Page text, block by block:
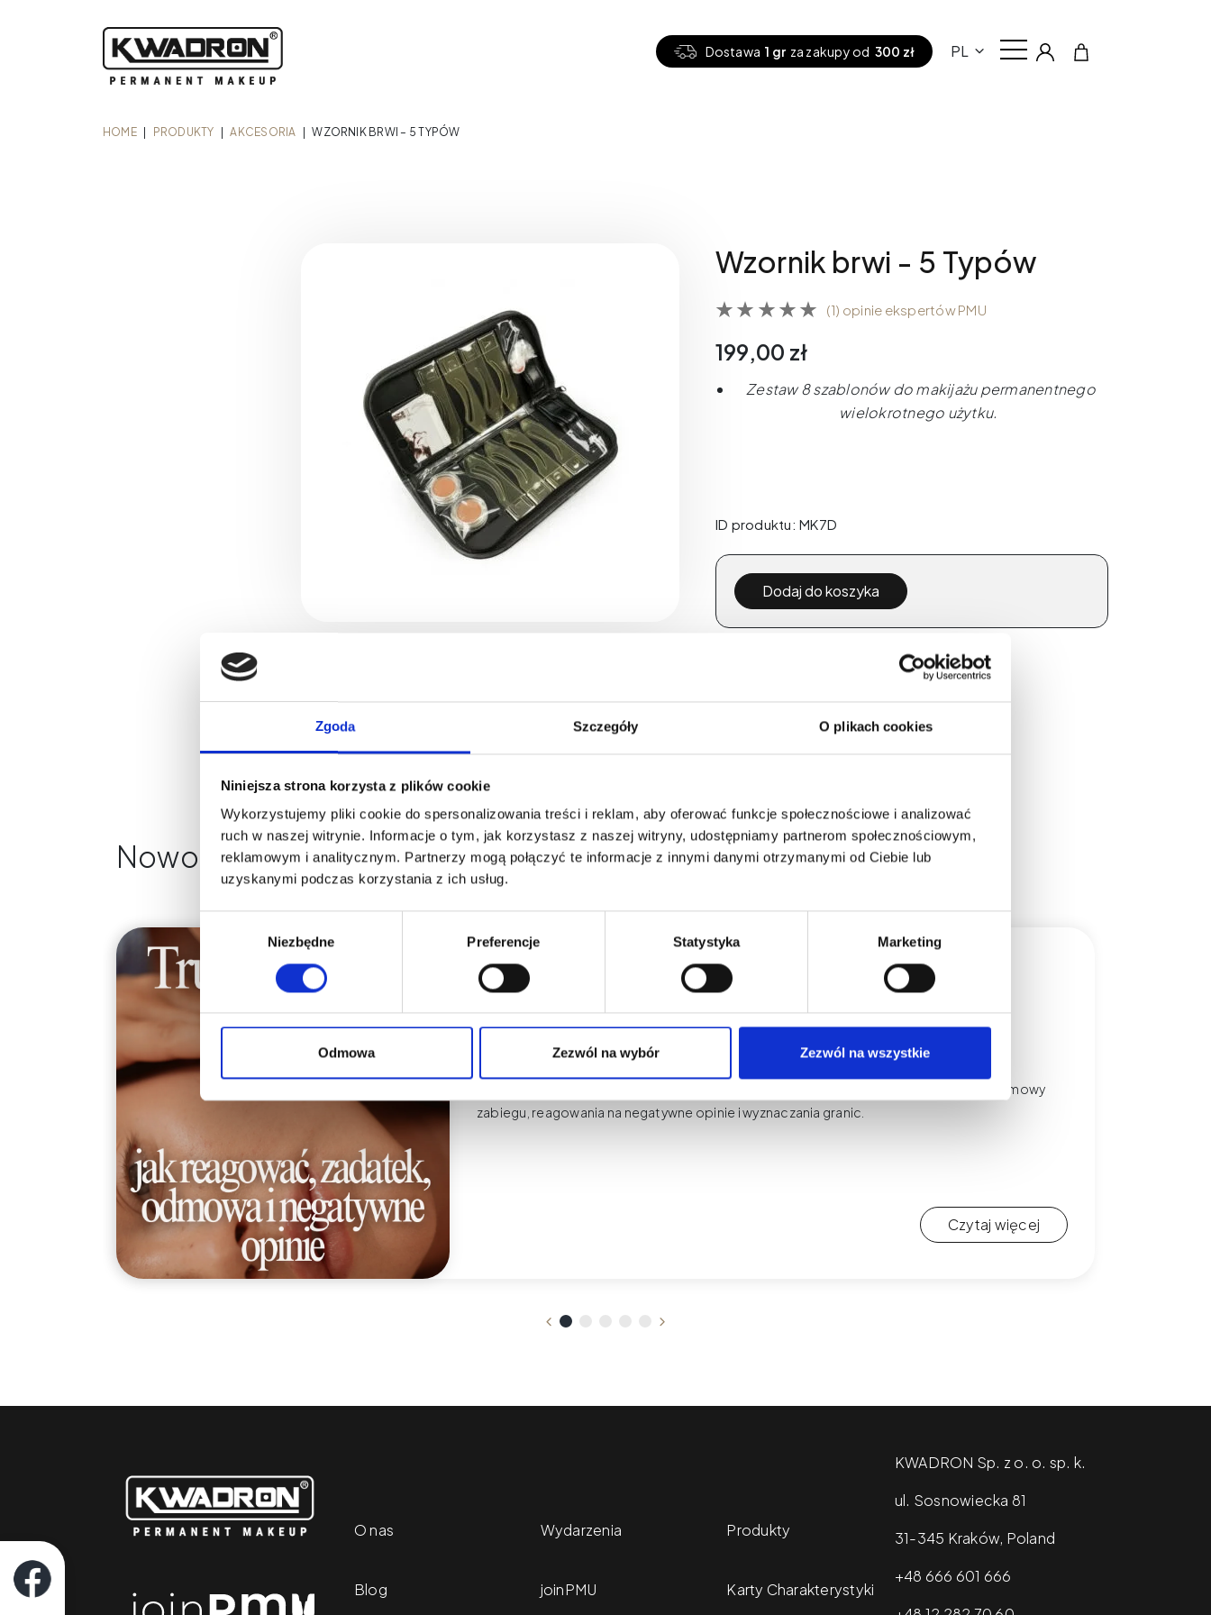
Zgoda Szczegóły O plikach cookies
Niniejsza strona korzysta z plików cookie
Wykorzystujemy pliki cookie do spersonalizowania treści i reklam, aby oferować funkcje społecznościowe i analizować
ruch w naszej witrynie. Informacje o tym, jak korzystasz z naszej witryny, udostępniamy partnerom społecznościowym,
reklamowym i analitycznym. Partnerzy mogą połączyć te informacje z innymi danymi otrzymanymi od Ciebie lub
uzyskanymi podczas korzystania z ich usług.
zgody
Niezbędne Preferencje Statystyka Marketing
Odmowa Zezwól na wybór Zezwól na wszystkie
Dostawa 1 grza zakupy od 300 zł PL
HOME PRODUKTY AKCESORIA WZORNIK BRWI – 5 TYPÓW
Wzornik brwi - 5 Typów
(1) opinie ekspertów PMU
199,00 zł
Zestaw 8 szablonów do makijażu permanentnego
wielokrotnego użytku.
ID produktu: MK7D
ilość
Wzornik
brwi
Typów
Dodaj do koszyka
za zakupy od 300 zł
Nowości na naszym blogu
Makijaż Permanentny
Trudne klientki w PMU – jak reagować, zadatek, odmowa i
negatywne opinie
Dowiedz się, jak radzić sobie z trudnymi klientkami w PMU. Poznaj zasady zadatków, odmowy
zabiegu, reagowania na negatywne opinie i wyznaczania granic.
Czytaj więcej
O nas Wydarzenia Produkty
Blog joinPMU Karty Charakterystyki
KWADRON Sp. z o. o. sp. k.
ul. Sosnowiecka 81
31-345 Kraków, Poland
+48 666 601 666